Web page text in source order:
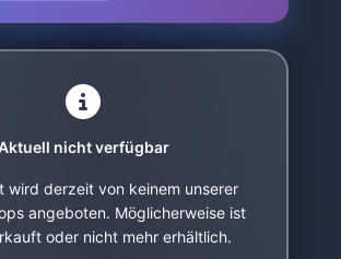
nicht verfügbar
wird derzeit von keinem unserer
angeboten. Möglicherweise ist
oder nicht mehr erhältlich.